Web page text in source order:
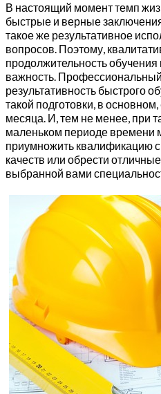
В настоящий момент темп
быстрые и верные
такое же результативное
вопросов. Поэтому,
продолжительность
важность.
результативность быстрого
такой подготовки, в
месяца. И, тем не менее, при
маленьком периоде времени
приумножить квалификацию
качеств или обрести
выбранной вами